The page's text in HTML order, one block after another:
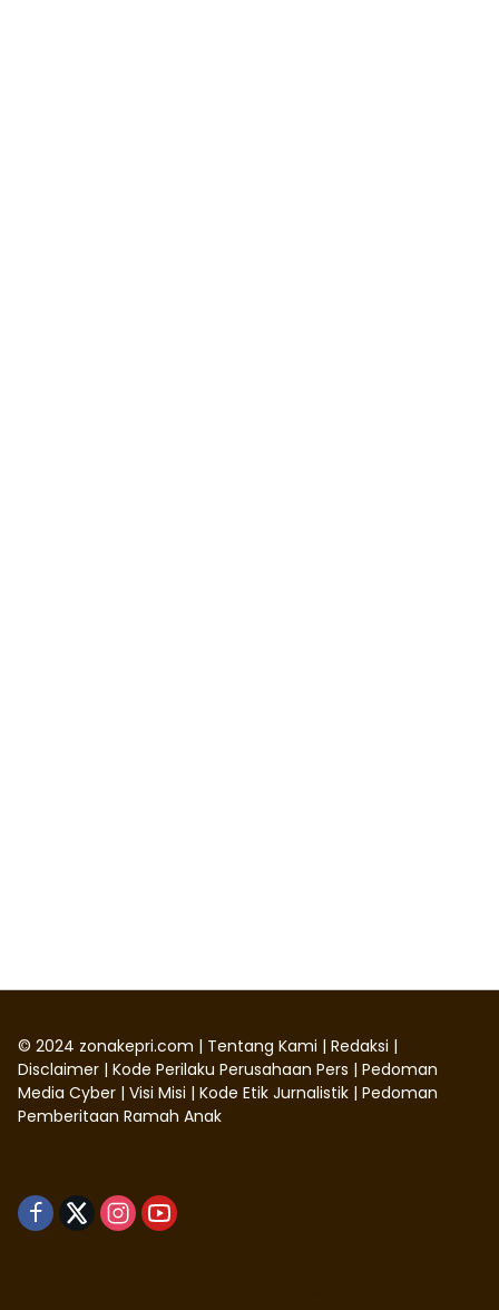
© 2024 zonakepri.com | Tentang Kami | Redaksi |
Disclaimer | Kode Perilaku Perusahaan Pers | Pedoman
Media Cyber | Visi Misi | Kode Etik Jurnalistik | Pedoman
Pemberitaan Ramah Anak